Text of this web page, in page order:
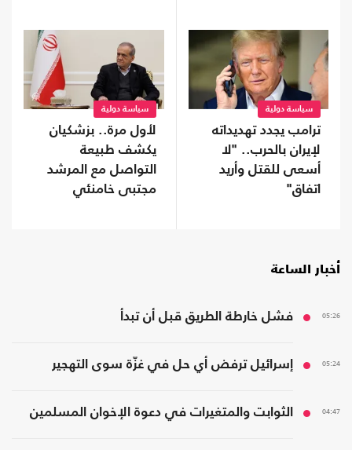
سياسة دولية
ترامب يجدد تهديداته
لإيران بالحرب.. "لا
أسعى للقتل وأريد
اتفاق"
سياسة دولية
لأول مرة.. بزشكيان
يكشف طبيعة
التواصل مع المرشد
مجتبى خامنئي
أخبار الساعة
05:26 فشل خارطة الطريق قبل أن تبدأ
05:24 إسرائيل ترفض أي حل في غزّة سوى التهجير
04:47 الثوابت والمتغيرات في دعوة الإخوان المسلمين